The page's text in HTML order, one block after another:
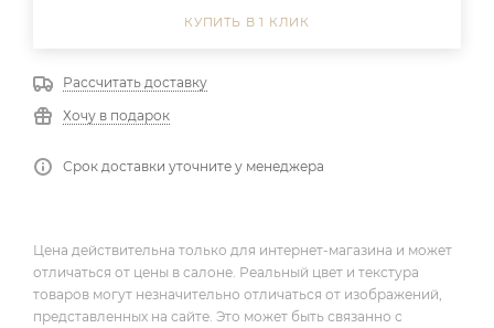
КУПИТЬ В 1 КЛИК
Рассчитать доставку
Хочу в подарок
Срок доставки уточните у менеджера
Цена действительна только для интернет-магазина и может
отличаться от цены в салоне. Реальный цвет и текстура
товаров могут незначительно отличаться от изображений,
представленных на сайте. Это может быть связанно с